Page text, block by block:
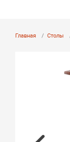
Главная Столы